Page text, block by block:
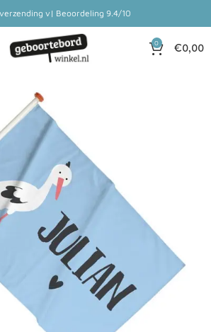
v| Beoordeling 9.4/10
0 €0,00